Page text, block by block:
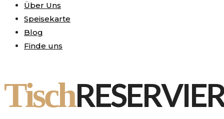
Über Uns
Speisekarte
Blog
Finde uns
Tisch